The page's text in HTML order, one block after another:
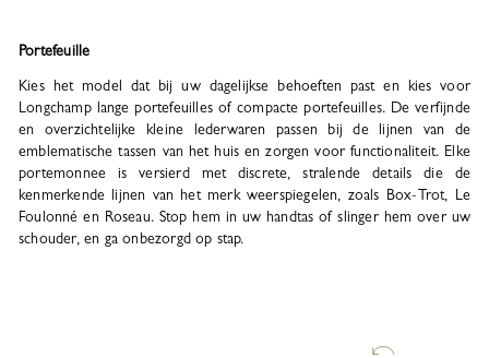
Portefeuille
Kies het model dat bij uw dagelijkse behoeften past en kies voor
Longchamp lange portefeuilles of compacte portefeuilles. De verfijnde
en overzichtelijke kleine lederwaren passen bij de lijnen van de
emblematische tassen van het huis en zorgen voor functionaliteit. Elke
portemonnee is versierd met discrete, stralende details die de
kenmerkende lijnen van het merk weerspiegelen, zoals Box-Trot, Le
Foulonné en Roseau. Stop hem in uw handtas of slinger hem over uw
schouder, en ga onbezorgd op stap.